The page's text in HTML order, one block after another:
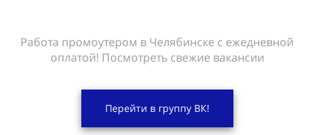
Работа промоутером в Челябинске с ежедневной
оплатой! Посмотреть свежие вакансии
Перейти в группу ВК!